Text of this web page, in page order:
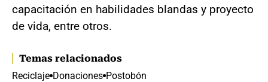
capacitación en habilidades blandas y proyecto
de vida, entre otros.
Temas relacionados
Reciclaje Donaciones Postobón